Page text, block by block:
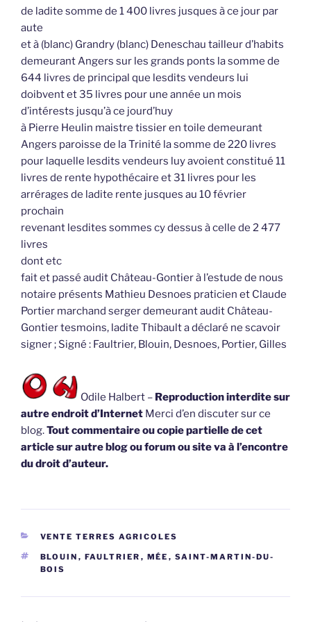
de ladite somme de 1 400 livres jusques à ce jour par
aute
et à (blanc) Grandry (blanc) Deneschau tailleur d’habits
demeurant Angers sur les grands ponts la somme de
644 livres de principal que lesdits vendeurs lui
doibvent et 35 livres pour une année un mois
d’intérests jusqu’à ce jourd’huy
à Pierre Heulin maistre tissier en toile demeurant
Angers paroisse de la Trinité la somme de 220 livres
pour laquelle lesdits vendeurs luy avoient constitué 11
livres de rente hypothécaire et 31 livres pour les
arrérages de ladite rente jusques au 10 février
prochain
revenant lesdites sommes cy dessus à celle de 2 477
livres
dont etc
fait et passé audit Château-Gontier à l’estude de nous
notaire présents Mathieu Desnoes praticien et Claude
Portier marchand serger demeurant audit Château-
Gontier tesmoins, ladite Thibault a déclaré ne scavoir
signer ; Signé : Faultrier, Blouin, Desnoes, Portier, Gilles
Odile Halbert – Reproduction interdite sur
autre endroit d’Internet Merci d’en discuter sur ce
blog.Tout commentaire ou copie partielle de cet
article sur autre blog ou forum ou site va à l’encontre
du droit d’auteur.
CATÉGORIES
VENTE TERRES AGRICOLES
ÉTIQUETTES
BLOUIN , FAULTRIER , MÉE , SAINT-MARTIN-DU-
BOIS